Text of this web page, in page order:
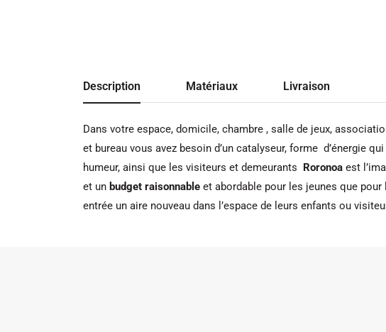
Description Matériaux Livraison
Dans votre espace, domicile, chambre , salle de jeux,
et bureau vous avez besoin d’un catalyseur, forme d’énergie
humeur, ainsi que les visiteurs et demeurants Roronoa est
et un budget raisonnable et abordable pour les jeunes que
entrée un aire nouveau dans l’espace de leurs enfants ou